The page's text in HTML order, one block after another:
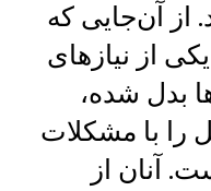
آن‌جایی که
از نیازهای
بدل شده،
را با مشکلات
آنان از